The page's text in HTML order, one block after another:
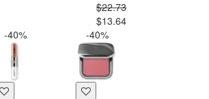
$22.73
$13.64
-40%
-40%